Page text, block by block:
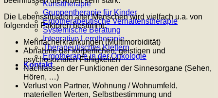
Kunsttherapie
Gruppentherapie für Kinder
Ergotherapeutische Verhaltenstherapie
Systemische Beratung
Integrative Lerntherapie
Therapeutisches Klettern
Ergotherapie in der Onkologie
Kontakt
Die Lebenssituation alter Menschen wird vielfach u.a. von
folgenden Faktoren bestimmt:
Mehrfacherkrankungen (Multimorbidität)
Abnahme der körperlichen, geistigen und
psychosozialen Fähigkeiten
Nachlassen der Funktionen der Sinnesorgane (Sehen,
Hören, …)
Verlust von Partner, Wohnung / Wohnumfeld,
materiellen Werten, Selbstbestimmung und